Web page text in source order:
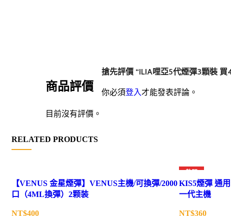
商品評價
目前沒有評價。
搶先評價 “ILIA哩亞5代煙彈3顆裝 買
你必須登入才能發表評論。
RELATED PRODUCTS
【VENUS 金星煙彈】VENUS主機/可換彈/2000
口（4ML換彈）2颗装
NT$
熱門
KIS5煙彈 通用
一代主機
NT$